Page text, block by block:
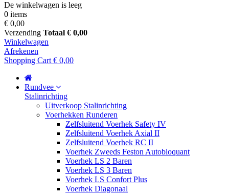
De winkelwagen is leeg
0 items
€ 0,00
Verzending Totaal € 0,00
Winkelwagen
Afrekenen
Shopping Cart € 0,00
Rundvee
Stalinrichting
Uitverkoop Stalinrichting
Voerhekken Runderen
Zelfsluitend Voerhek Safety IV
Zelfsluitend Voerhek Axial II
Zelfsluitend Voerhek RC II
Voerhek Zweeds Feston Autobloquant
Voerhek LS 2 Baren
Voerhek LS 3 Baren
Voerhek LS Confort Plus
Voerhek Diagonaal